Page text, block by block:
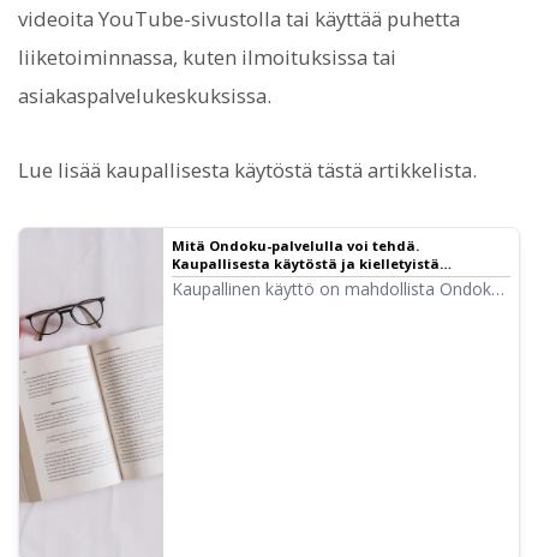
videoita YouTube-sivustolla tai käyttää puhetta
liiketoiminnassa, kuten ilmoituksissa tai
asiakaspalvelukeskuksissa.
Lue lisää kaupallisesta käytöstä tästä artikkelista.
Mitä Ondoku-palvelulla voi tehdä.
Kaupallisesta käytöstä ja kielletyistä
toimenpiteistä.
Kaupallinen käyttö on mahdollista Ondoku-